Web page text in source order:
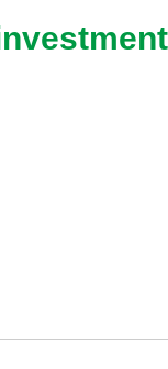
financing的相关资